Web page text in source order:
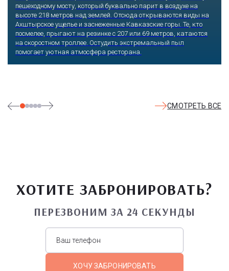
пешеходному мосту, который буквально парит в воздухе на
высоте 218 метров над землей. Отсюда открываются виды на
Ахштырское ущелье и заснеженные Кавказские горы. Те, кто
посмелее, прыгают на резинке с 207 или 69 метров, катаются
на скоростном троллее. Остудить экстремальный пыл
помогает уютная атмосфера ресторана.
СМОТРЕТЬ ВСЕ
ХОТИТЕ ЗАБРОНИРОВАТЬ?
ПЕРЕЗВОНИМ ЗА 24 СЕКУНДЫ
ХОЧУ ЗАБРОНИРОВАТЬ